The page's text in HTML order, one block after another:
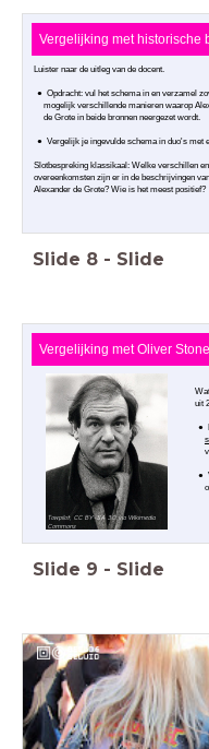
Vergelijking met historische
Luister naar de uitleg van de docent.
Opdracht: vul het schema in en verzamel
mogelijk verschillende manieren waarop
de Grote in beide bronnen neergezet wordt.
Vergelijk je ingevulde schema in duo's met
Slotbespreking klassikaal: Welke verschillen en
overeenkomsten zijn er in de beschrijvingen van
Alexander de Grote? Wie is het meest positief?
Slide 8 - Slide
Vergelijking met Oliver Stone
uit
Towpilot, CC BY-SA 3.0 via Wikimedia
Commons
Slide 9 - Slide